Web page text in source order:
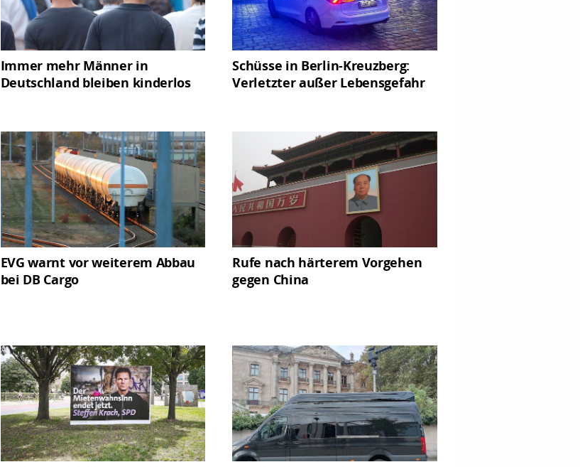
Immer mehr Männer in
Deutschland bleiben kinderlos
Schüsse in Berlin-Kreuzberg:
Verletzter außer Lebensgefahr
EVG warnt vor weiterem Abbau
bei DB Cargo
Rufe nach härterem Vorgehen
gegen China